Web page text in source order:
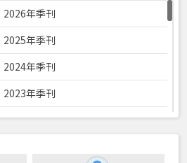
2026年季刊
2025年季刊
2024年季刊
2023年季刊
2022年季刊